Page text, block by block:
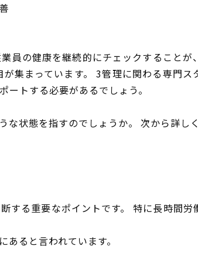
員の健康を継続的にチェックすること
集まっています。 3管理に関わる専門ス
トする必要があるでしょう。
状態を指すのでしょうか。 次から詳し
する重要なポイントです。 特に長時間
ると言われています。